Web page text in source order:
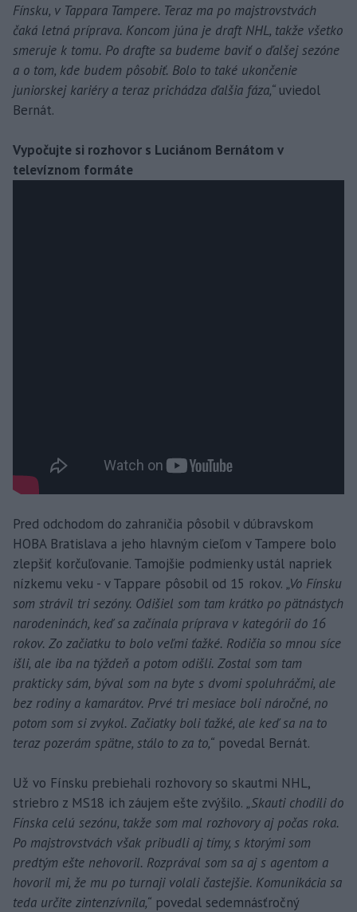
Fínsku, v Tappara Tampere. Teraz ma po majstrovstvách
čaká letná príprava. Koncom júna je draft NHL, takže všetko
smeruje k tomu. Po drafte sa budeme baviť o ďalšej sezóne
a o tom, kde budem pôsobiť. Bolo to také ukončenie
juniorskej kariéry a teraz prichádza ďalšia fáza,“ uviedol
Bernát.
Vypočujte si rozhovor s Luciánom Bernátom v
televíznom formáte
Pred odchodom do zahraničia pôsobil v dúbravskom
HOBA Bratislava a jeho hlavným cieľom v Tampere bolo
zlepšiť korčuľovanie. Tamojšie podmienky ustál napriek
nízkemu veku - v Tappare pôsobil od 15 rokov. „Vo Fínsku
som strávil tri sezóny. Odišiel som tam krátko po pätnástych
narodeninách, keď sa začínala príprava v kategórii do 16
rokov. Zo začiatku to bolo veľmi ťažké. Rodičia so mnou síce
išli, ale iba na týždeň a potom odišli. Zostal som tam
prakticky sám, býval som na byte s dvomi spoluhráčmi, ale
bez rodiny a kamarátov. Prvé tri mesiace boli náročné, no
potom som si zvykol. Začiatky boli ťažké, ale keď sa na to
teraz pozerám spätne, stálo to za to,“ povedal Bernát.
Už vo Fínsku prebiehali rozhovory so skautmi NHL,
striebro z MS18 ich záujem ešte zvýšilo. „Skauti chodili do
Fínska celú sezónu, takže som mal rozhovory aj počas roka.
Po majstrovstvách však pribudli aj tímy, s ktorými som
predtým ešte nehovoril. Rozprával som sa aj s agentom a
hovoril mi, že mu po turnaji volali častejšie. Komunikácia sa
teda určite zintenzívnila,“ povedal sedemnásťročný